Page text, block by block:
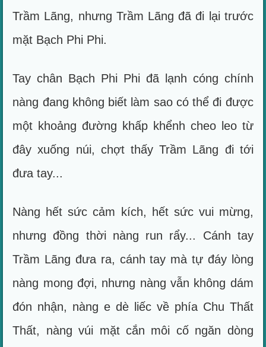
Trầm Lãng, nhưng Trầm Lãng đã đi lại trước
mặt Bạch Phi Phi.
Tay chân Bạch Phi Phi đã lạnh cóng chính
nàng đang không biết làm sao có thể đi được
một khoảng đường khấp khểnh cheo leo từ
đây xuống núi, chợt thấy Trầm Lãng đi tới
đưa tay...
Nàng hết sức cảm kích, hết sức vui mừng,
nhưng đồng thời nàng run rẩy... Cánh tay
Trầm Lãng đưa ra, cánh tay mà tự đáy lòng
nàng mong đợi, nhưng nàng vẫn không dám
đón nhận, nàng e dè liếc về phía Chu Thất
Thất, nàng vúi mặt cắn môi cố ngăn dòng